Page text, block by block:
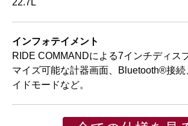
インフォテイメント
RIDE COMMANDによる7インチディス
マイズ可能な計器画面、Bluetooth®接続
イドモードなど。